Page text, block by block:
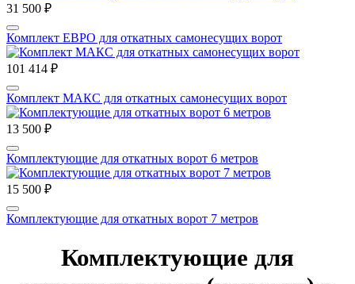
31 500 ₽
Комплект ЕВРО для откатных самонесущих ворот
101 414 ₽
Комплект МАКС для откатных самонесущих ворот
13 500 ₽
Комплектующие для откатных ворот 6 метров
15 500 ₽
Комплектующие для откатных ворот 7 метров
Комплектующие для